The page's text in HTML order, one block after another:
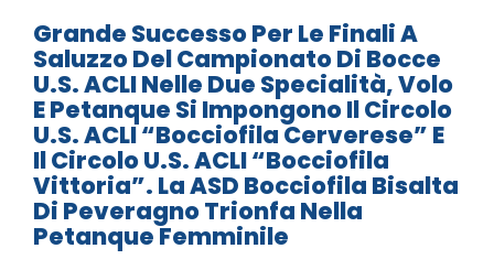
Grande Successo Per Le Finali A
Saluzzo Del Campionato Di Bocce
U.S. ACLI Nelle Due Specialità, Volo
E Petanque Si Impongono Il Circolo
U.S. ACLI “Bocciofila Cerverese” E
Il Circolo U.S. ACLI “Bocciofila
Vittoria”. La ASD Bocciofila Bisalta
Di Peveragno Trionfa Nella
Petanque Femminile